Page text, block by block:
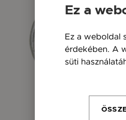
Ez a
Ez a weboldal
érdekében. A
süti